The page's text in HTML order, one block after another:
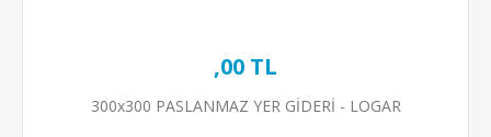
,00 TL
300x300 PASLANMAZ YER GİDERİ - LOGAR